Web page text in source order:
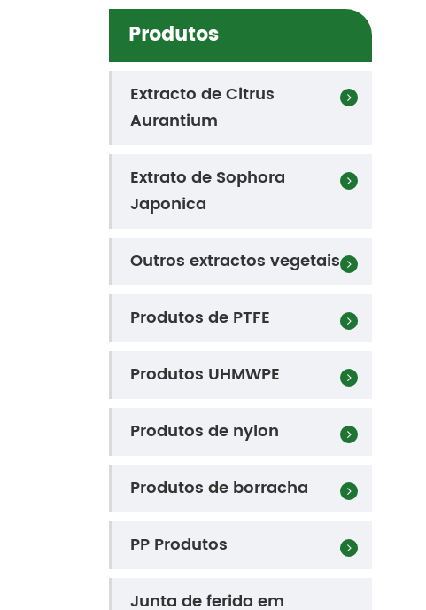
Produtos
Extracto de Citrus
Aurantium
Extrato de Sophora
Japonica
Outros extractos vegetais
Produtos de PTFE
Produtos UHMWPE
Produtos de nylon
Produtos de borracha
PP Produtos
Junta de ferida em